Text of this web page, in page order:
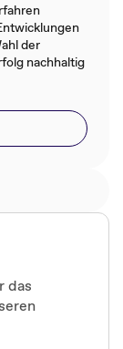
der
nachhaltig
das